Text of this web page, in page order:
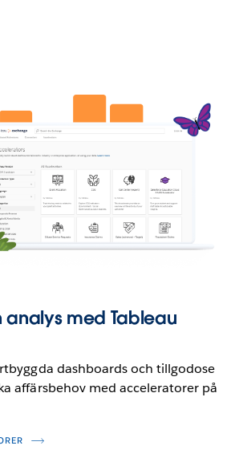
analys med Tableau
dashboards och tillgodose
affärsbehov med acceleratorer på